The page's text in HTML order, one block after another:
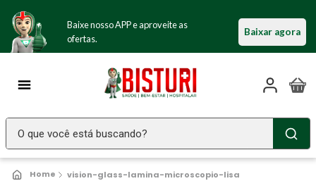
Baixe nosso APP e aproveite as
ofertas.
Baixar agora
O que você está buscando?
vision-glass-lamina-microscopio-lisa